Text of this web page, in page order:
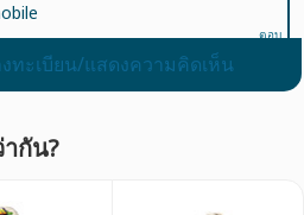
(3 Sep, 11:24 pm)
ตอบ
ทะเบียน/แสดงความคิดเห็น
กัน?